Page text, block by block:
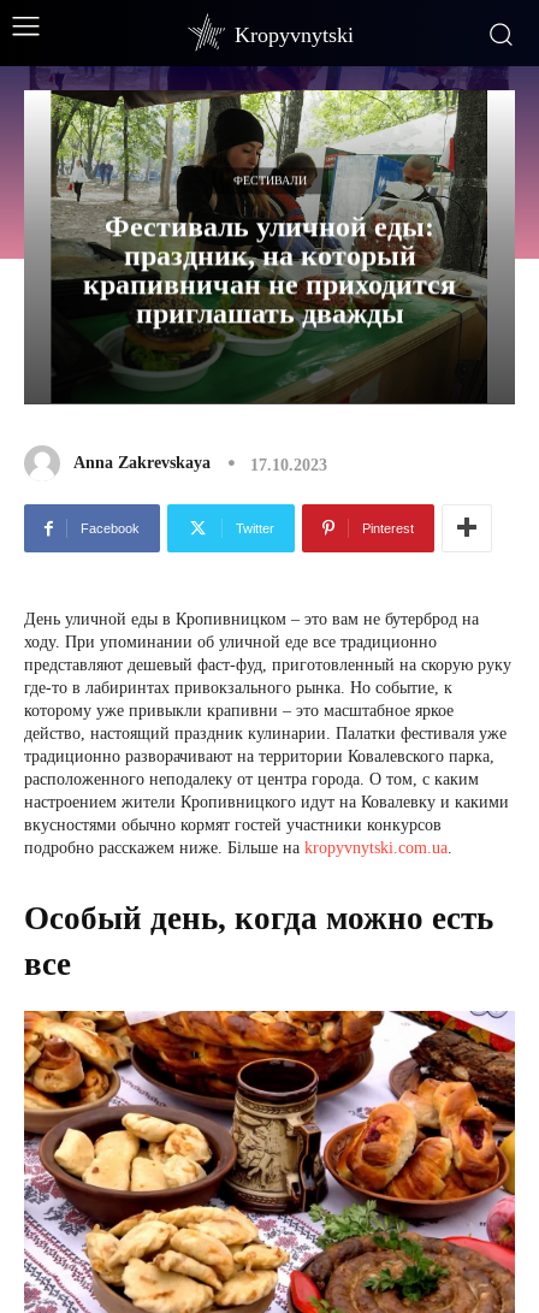
Kropyvnytski
ФЕСТИВАЛИ
Фестиваль уличной еды:
праздник, на который
крапивничан не приходится
приглашать дважды
Anna Zakrevskaya 17.10.2023
Facebook Twitter Pinterest
День уличной еды в Кропивницком – это вам не бутерброд на
ходу. При упоминании об уличной еде все традиционно
представляют дешевый фаст-фуд, приготовленный на скорую руку
где-то в лабиринтах привокзального рынка. Но событие, к
которому уже привыкли крапивни – это масштабное яркое
действо, настоящий праздник кулинарии. Палатки фестиваля уже
традиционно разворачивают на территории Ковалевского парка,
расположенного неподалеку от центра города. О том, с каким
настроением жители Кропивницкого идут на Ковалевку и какими
вкусностями обычно кормят гостей участники конкурсов
подробно расскажем ниже. Більше на kropyvnytski.com.ua
Особый день, когда можно есть
все